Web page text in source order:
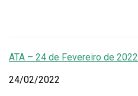
ATA – 24 de Fevereiro de 2022
24/02/2022